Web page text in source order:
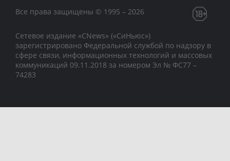
Все права защищены © 1995 – 2026
Сетевое издание «CNews» («СиНьюс»)
зарегистрировано Федеральной службой по надзору в
сфере связи, информационных технологий и массовых
коммуникаций 09.11.2018 за номером Эл № ФС77 –
74283